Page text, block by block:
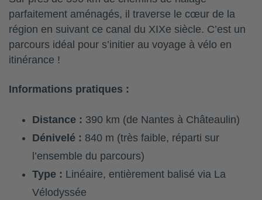
parfaitement aménagés, il traverse le cœur de la
région en suivant ce canal du XIXe siècle. C’est un
parcours idéal pour s’initier au voyage à vélo en
itinérance !
Informations pratiques :
Distance : 390 km (de Nantes à Châteaulin)
Dénivelé : 840 m (très faible, réparti sur
l’ensemble du parcours)
Type : Linéaire, entièrement balisé via La
Vélodyssée